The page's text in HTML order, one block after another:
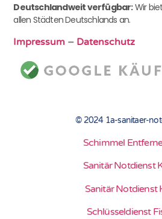
Deutschlandweit verfügbar:Wir
allen Städten Deutschlands an.
Impressum – Datenschutz
© 2024 1a-sanitaer-
Schimmel
Sanitär Notdienst
Sanitär Notdienst
Schlüsseldienst